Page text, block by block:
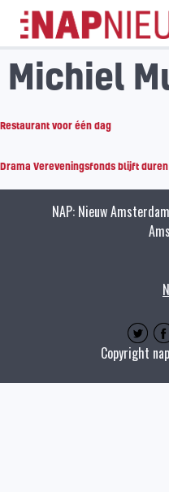
Skip
naar
inhoud
Michiel
Restaurant voor één dag
Drama Vereveningsfonds blijft duren
NAP: Nieuw
Copyright